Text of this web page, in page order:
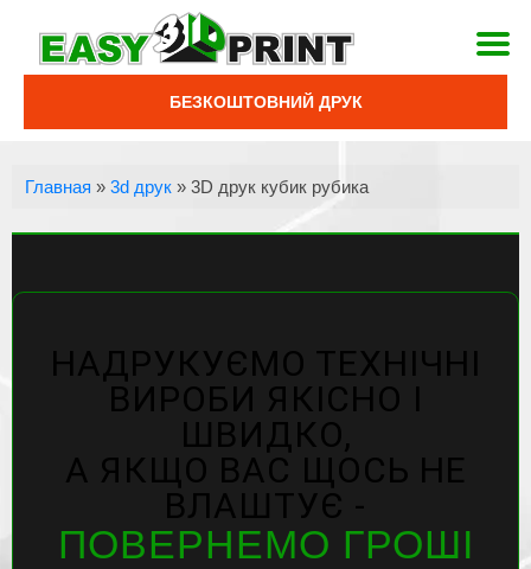
БЕЗКОШТОВНИЙ ДРУК
Главная »3d друк »3D друк кубик рубика
НАДРУКУЄМО ТЕХНІЧНІ
ВИРОБИ ЯКІСНО І
ШВИДКО,
А ЯКЩО ВАС ЩОСЬ НЕ
ВЛАШТУЄ -
ПОВЕРНЕМО ГРОШІ